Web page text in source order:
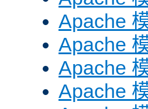
Apache
Apache
Apache
Apache